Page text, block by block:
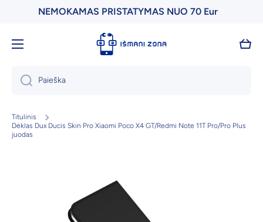
PraleistiNEMOKAMAS PRISTATYMAS NUO 70 Eur
Paieška
Titulinis
Dėklas Dux Ducis Skin Pro Xiaomi Poco X4 GT/Redmi Note 11T Pro/Pro Plus
juodas
Pereiti į prekės informaciją